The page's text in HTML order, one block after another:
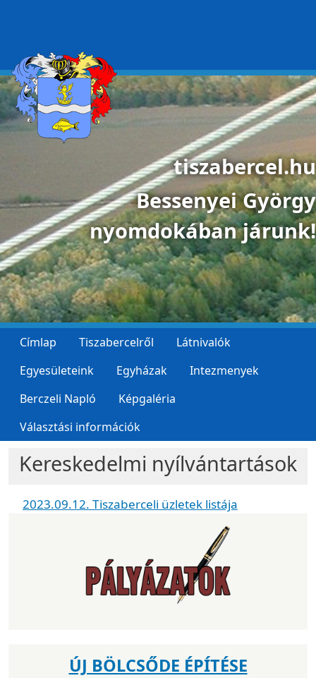
tiszabercel.hu
Bessenyei György
nyomdokában járunk!
Címlap Tiszabercelről
Látnivalók
Egyesületeink
Egyházak
Intezmenyek
Berczeli Napló
Képgaléria
Választási információk
Kereskedelmi nyílvántartások
2023.09.12. Tiszaberceli üzletek listája
ÚJ BÖLCSŐDE ÉPÍTÉSE